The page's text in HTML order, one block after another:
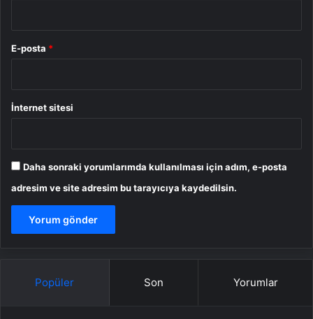
E-posta *
İnternet sitesi
Daha sonraki yorumlarımda kullanılması için adım, e-posta
adresim ve site adresim bu tarayıcıya kaydedilsin.
Popüler Son Yorumlar